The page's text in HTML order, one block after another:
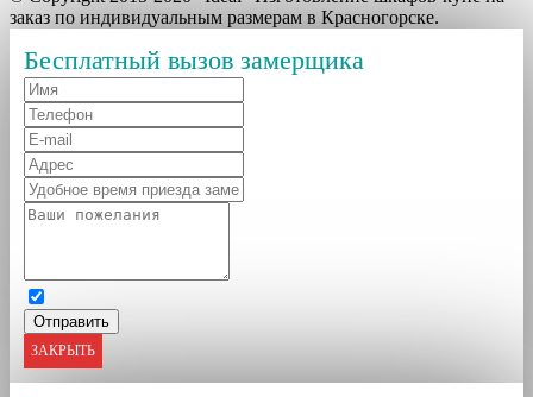
заказ по индивидуальным размерам в Красногорске.
Бесплатный вызов замерщика
ЗАКРЫТЬ